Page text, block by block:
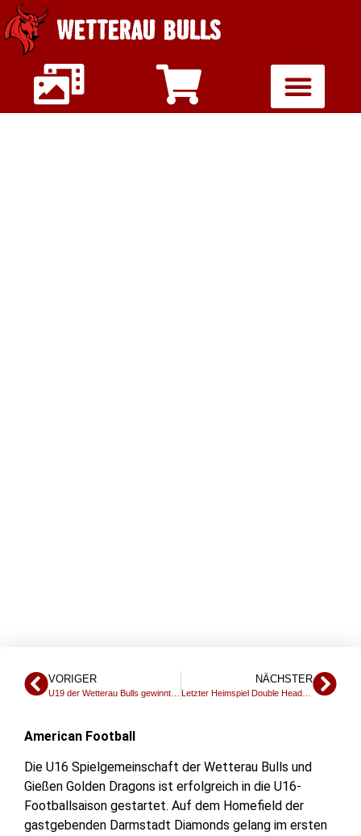
WETTERAU BULLS
VORIGER NÄCHSTER
Letzter Heimspiel Double Header am 28.05.2017 in Södel
American Football
Die U16 Spielgemeinschaft der Wetterau Bulls und
Gießen Golden Dragons ist erfolgreich in die U16-
Footballsaison gestartet. Auf dem Homefield der
gastgebenden Darmstadt Diamonds gelang im ersten